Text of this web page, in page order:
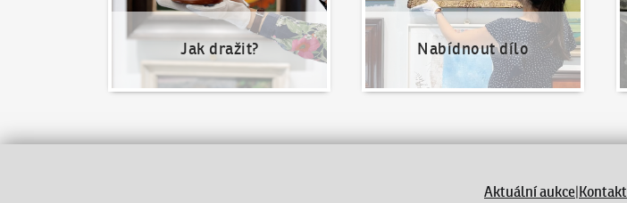
Jak dražit? Nabídnout dílo
Aktuální aukce|Kontakt